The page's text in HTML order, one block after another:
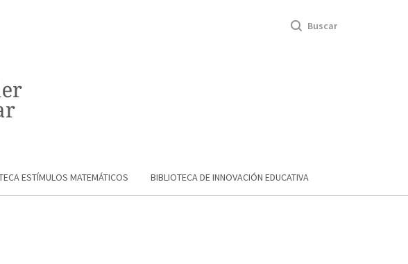
Buscar
ESTÍMULOS MATEMÁTICOS BIBLIOTECA DE INNOVACIÓN EDUCATIVA